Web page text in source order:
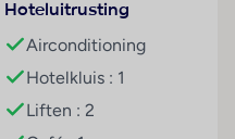
een medische
een
en een eigen
(tegen toeslag)
Hoteluitrusting
Airconditioning
Hotelkluis : 1
Liften : 2